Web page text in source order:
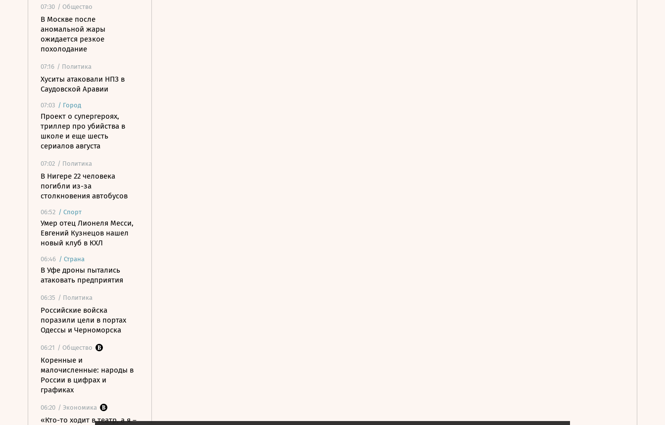
07:30 / Общество
В Москве после
аномальной жары
ожидается резкое
похолодание
07:16 / Политика
Хуситы атаковали НПЗ в
Саудовской Аравии
07:03 / Город
Проект о супергероях,
триллер про убийства в
школе и еще шесть
сериалов августа
07:02 / Политика
В Нигере 22 человека
погибли из-за
столкновения автобусов
06:52 / Спорт
Умер отец Лионеля Месси,
Евгений Кузнецов нашел
новый клуб в КХЛ
06:46 / Страна
В Уфе дроны пытались
атаковать предприятия
06:35 / Политика
Российские войска
поразили цели в портах
Одессы и Черноморска
06:21 / Общество
Коренные и
малочисленные: народы в
России в цифрах и
графиках
06:20 / Экономика
«Кто-то ходит в театр, а я –